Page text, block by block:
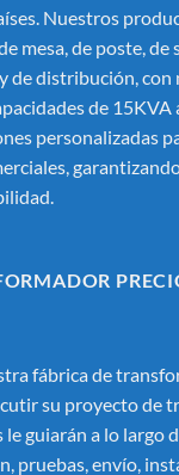
Nuestros
mesa, de poste, de
de distribución,
de 15KVA
personalizadas
fábrica de
su proyecto de
guiarán a lo largo
pruebas, envío,